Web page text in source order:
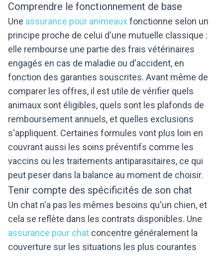
Comprendre le fonctionnement de base
Une assurance pour animeauxfonctionne selon un
principe proche de celui d'une mutuelle classique :
elle rembourse une partie des frais vétérinaires
engagés en cas de maladie ou d'accident, en
fonction des garanties souscrites. Avant même de
comparer les offres, il est utile de vérifier quels
animaux sont éligibles, quels sont les plafonds de
remboursement annuels, et quelles exclusions
s'appliquent. Certaines formules vont plus loin en
couvrant aussi les soins préventifs comme les
vaccins ou les traitements antiparasitaires, ce qui
peut peser dans la balance au moment de choisir.
Tenir compte des spécificités de son chat
Un chat n'a pas les mêmes besoins qu'un chien, et
cela se reflète dans les contrats disponibles. Une
assurance pour chat concentre généralement la
couverture sur les situations les plus courantes